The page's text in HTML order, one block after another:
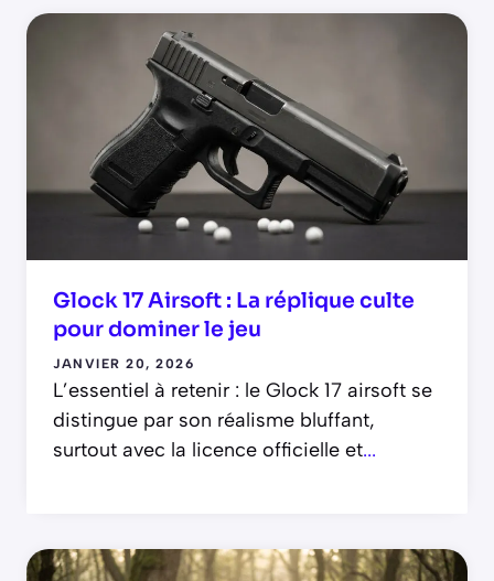
Glock 17 Airsoft : La réplique culte
pour dominer le jeu
JANVIER 20, 2026
L’essentiel à retenir : le Glock 17 airsoft se
distingue par son réalisme bluffant,
surtout avec la licence officielle et...